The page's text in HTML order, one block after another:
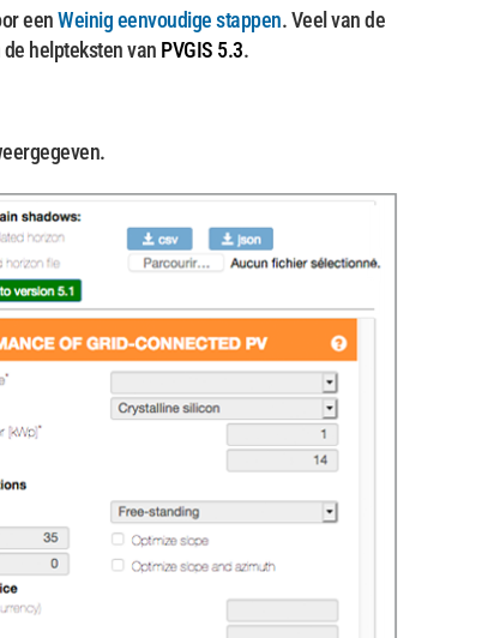
eenWeinig eenvoudige stappen. Veel van de
helpteksten van PVGIS 5.3.